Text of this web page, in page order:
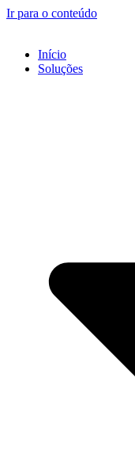
Ir para o conteúdo
Início
Soluções